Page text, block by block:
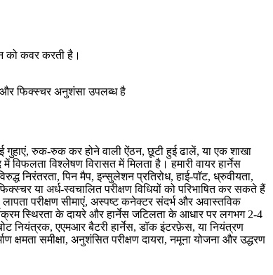
को कवर करती है।
और फिक्स्चर अनुशंसा उपलब्ध है
गुहाएं, रुक-रुक कर होने वाली ऐंठन, छूटी हुई ढालें, या एक शाखा
विश्लेषण विरासत में मिलता है। हमारी वायर हार्नेस
निरंतरता, पिन मैप, इन्सुलेशन प्रतिरोध, हाई-पॉट, ध्रुवीयता,
या अर्ध-स्वचालित परीक्षण विधियों को परिभाषित कर सकते हैं
परीक्षण सीमाएं, अस्पष्ट कनेक्टर संदर्भ और अवास्तविक
स्थिरता के दायरे और हार्नेस जटिलता के आधार पर लगभग 2-4
नियंत्रक, एएमआर बैटरी हार्नेस, डॉक इंटरफ़ेस, या नियंत्रण
समीक्षा, अनुशंसित परीक्षण दायरा, नमूना योजना और उद्धरण